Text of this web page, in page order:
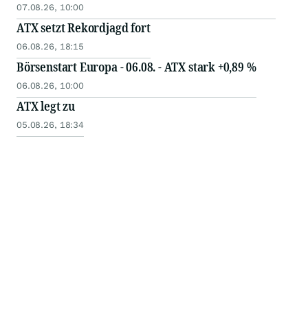
07.08.26, 10:00
ATX setzt Rekordjagd fort
06.08.26, 18:15
Börsenstart Europa - 06.08. - ATX stark +0,89 %
06.08.26, 10:00
ATX legt zu
05.08.26, 18:34